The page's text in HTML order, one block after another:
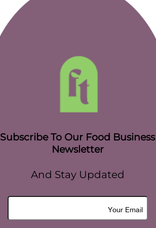
Subscribe To Our Food Business
Newsletter
And Stay Updated